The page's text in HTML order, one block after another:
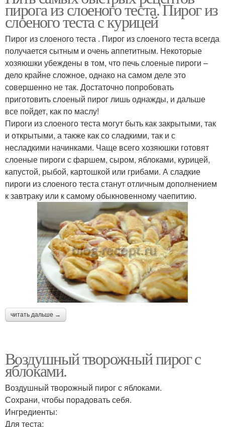
Пирог с вкуснейшей
заливкой
Пирог с яблочным
вареньем
Пирог с манкой
Пирог со сметанной
заливкой
Заливный пирог Пирог с рисом
Пирог с яйцом Пирог с картошкой
Пирог на кефире Пирог с фаршем
Пирог с ягодами Наливные пироги
Пирог с рыбными
консервами
Пирог на сковороде
пирога из слоеного теста. Пирог из
слоеного теста с курицей
Пирог из слоеного теста . Пирог из слоеного теста всегда
получается сытным и очень аппетитным. Некоторые
хозяюшки убеждены в том, что печь слоеные пироги –
дело крайне сложное, однако на самом деле это
совершенно не так. Достаточно попробовать
приготовить слоеный пирог лишь однажды, и дальше
все пойдет, как по маслу!
Пироги из слоеного теста могут быть как закрытыми, так
и открытыми, а также как со сладкими, так и с
несладкими начинками. Чаще всего хозяюшки готовят
слоеные пироги с фаршем, сыром, яблоками, курицей,
капустой, рыбой, картошкой или грибами. А сладкие
пироги из слоеного теста станут отличным дополнением
к завтраку или к самому обыкновенному чаепитию.
читать дальше →
Воздушный творожный пирог с
яблоками.
Воздушный творожный пирог с яблоками.
Сохрани, чтобы порадовать себя.
Ингредиенты:
Для теста: